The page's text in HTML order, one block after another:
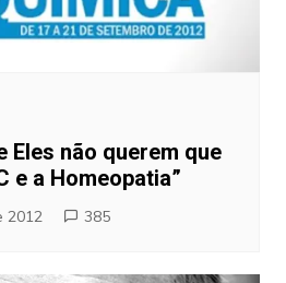
Eles não querem que
e a Homeopatia”
2012 385